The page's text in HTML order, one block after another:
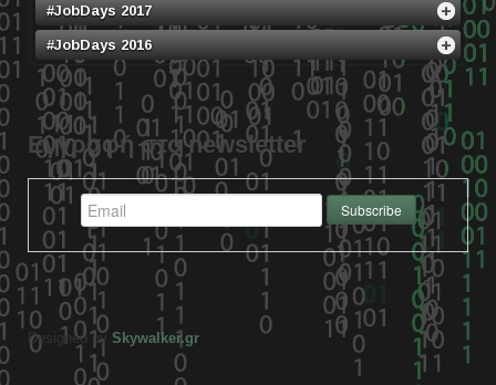
#JobDays 2017
#JobDays 2016
Εγγραφή στο newsletter
Designed by Skywalker.gr